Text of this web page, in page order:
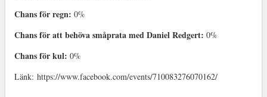
Chans för regn: 0%
Chans för att behöva småprata med Daniel Redgert: 0%
Chans för kul: 0%
Länk: https://www.facebook.com/events/710083276070162/